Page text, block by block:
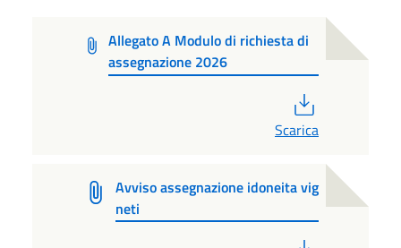
Allegato A Modulo di richiesta di
assegnazione 2026
Scarica
Avviso assegnazione idoneita vig
neti